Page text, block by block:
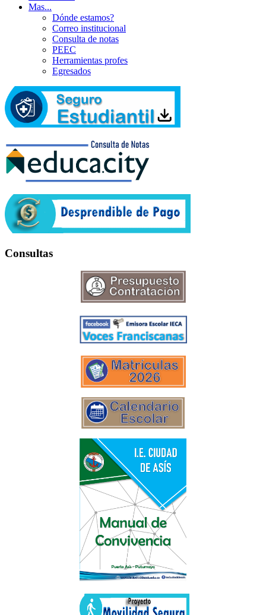
Mas...
Dónde estamos?
Correo institucional
Consulta de notas
PEEC
Herramientas profes
Egresados
Consultas